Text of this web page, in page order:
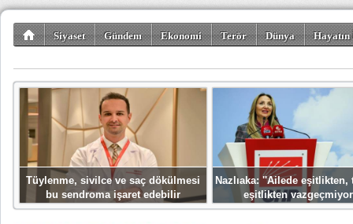
Siyaset Gündem Ekonomi Terör Dünya
Tüylenme, sivilce ve saç dökülmesi
bu sendroma işaret edebilir
Nazlıaka: ''Ailede eşitlikten,
eşitlikten